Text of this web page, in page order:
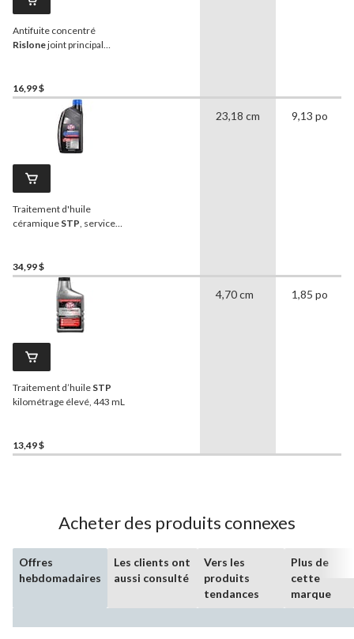
Antifuite concentré
Rislonejoint principal
16,99 $
Traitement d'huile
céramique STP , service
34,99 $
23,18 cm 9,13 po
Traitement d’huile STP
kilométrage élevé, 443 mL
13,49 $
4,70 cm 1,85 po
Acheter des produits connexes
Offres
hebdomadaires
Les clients ont
aussi consulté
Vers les
produits
tendances
Plus de
cette
marque